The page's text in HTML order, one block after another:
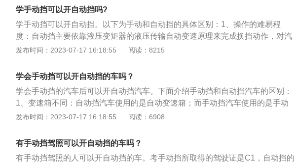
较高的驾驶技术，所以劳动强度大，费心费神。安全性能：手动挡的空挡滑行转
向时会造成转向不足、甩尾等风险，同时若遇发动机怠速时熄火，会使车失去转
向助力和刹车，增大行驶中的安全隐患；自动挡的车，不能使用空挡行驶，在整
个行程中始终保持动力的支持，这样行驶就更安全。
学手动挡可以开自动挡吗?
学手动挡可以开自动挡。以下为手动和自动挡的具体区别：1、操作的难易程
度：自动挡主要依靠液压变矩器的液压传输自动变速原理来完成换挡动作，对汽
车知识不甚了解的初学者都可以很快掌握，劳动强度小，省心轻松。手动挡主要
高的驾驶技术，所以劳动强度大，费心费神。2、安全性能：手动挡的空挡滑行
转向时会造成转向不足、甩尾等风险，同时若遇发动机怠速时熄火，会使车失去
转向助力和刹车，增大行驶中的安全隐患；自动挡的车，不能使用空挡行驶，在
整个行程中始终保持动力的支持，这样行驶就更安全。3、耗油量：在不使用空
挡的情况下，由于手动挡的动力直接传递，效率略高于自动挡，相同车速的发动
要看在什么环境，比如手动挡的车在一个堵车很严重的城市油耗也不会低，经常
换挡，起步，也十分费油。
发布时间：2023-07-17 16:18:55 阅读：8215
学会手动挡可以开自动挡的车吗？
学会手动挡的汽车后可以开自动挡汽车。下面介绍手动挡和自动挡汽车的区别：
1、变速箱不同：自动挡汽车使用的是自动变速箱；而手动挡汽车使用的是手动
变速箱。2、驾驶方式不同：自动挡汽车在驾驶时只需要切换到需要的档位，即
同，需要手动换挡，切换到合适的档位。3、离合器踏板不同：自动挡变速箱没
有离合器踏板；而手动挡汽车有离合器踏板。
发布时间：2023-07-17 16:18:55 阅读：6908
有手动挡驾照可以开自动挡的车吗？
有手动挡驾照的人可以开自动挡的车。考手动挡所取得的驾驶证是C1，自动挡的